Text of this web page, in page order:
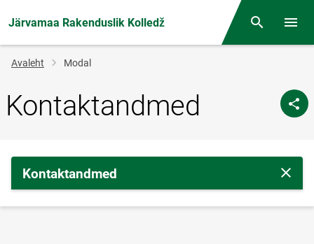
Järvamaa Rakenduslik Kolledž Otsing
Jälglink
Avaleht Modal
Kontaktandmed
Kontaktandmed Sulge